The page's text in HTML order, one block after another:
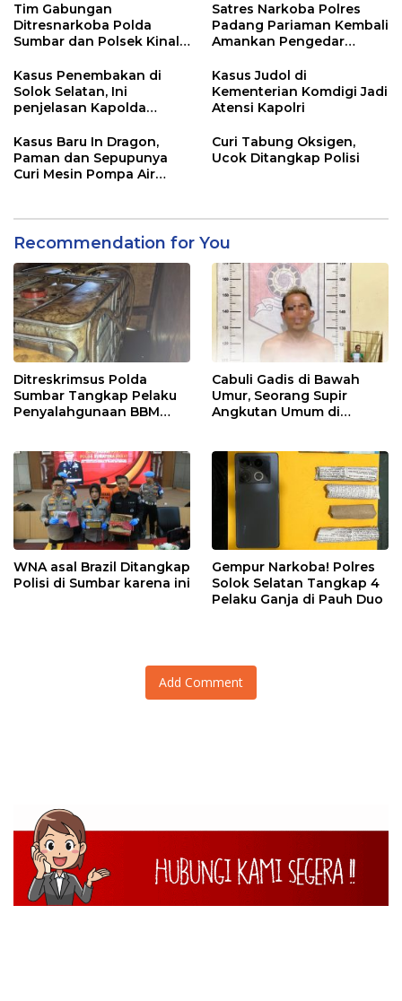
Tim Gabungan
Ditresnarkoba Polda
Sumbar dan Polsek Kinali
Pengedar Ganja Kering
Satres Narkoba Polres
Padang Pariaman Kembali
Amankan Pengedar
Kasus Penembakan di
Solok Selatan, Ini
penjelasan Kapolda
Kasus Judol di
Kementerian Komdigi Jadi
Atensi Kapolri
Kasus Baru In Dragon,
Paman dan Sepupunya
Curi Mesin Pompa Air
Curi Tabung Oksigen,
Ucok Ditangkap Polisi
Recommendation for You
Ditreskrimsus Polda
Sumbar Tangkap Pelaku
Penyalahgunaan BBM
Cabuli Gadis di Bawah
Umur, Seorang Supir
Angkutan Umum di
WNA asal Brazil Ditangkap
Polisi di Sumbar karena ini
Gempur Narkoba! Polres
Solok Selatan Tangkap 4
Pelaku Ganja di Pauh Duo
Add Comment